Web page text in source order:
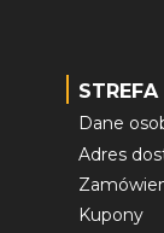
Dane
Adres
Kupony